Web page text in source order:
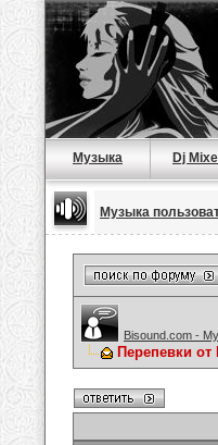
Музыка Dj
Музыка
Bisound.com -
Перепевки от